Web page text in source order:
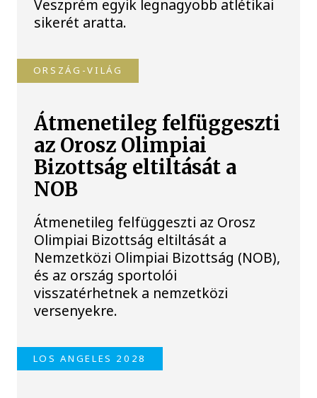
Veszprém egyik legnagyobb atlétikai
sikerét aratta.
ORSZÁG-VILÁG
Átmenetileg felfüggeszti
az Orosz Olimpiai
Bizottság eltiltását a
NOB
Átmenetileg felfüggeszti az Orosz
Olimpiai Bizottság eltiltását a
Nemzetközi Olimpiai Bizottság (NOB),
és az ország sportolói
visszatérhetnek a nemzetközi
versenyekre.
LOS ANGELES 2028